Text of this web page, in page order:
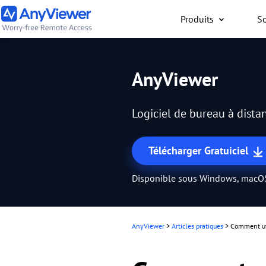
Produits
PC/Mac/mobile, où que
AnyViewer
Logiciel de bureau à
Télécharger Gratuiciel
Disponible sous Windows,
AnyViewer > Articles pratiques > Comment